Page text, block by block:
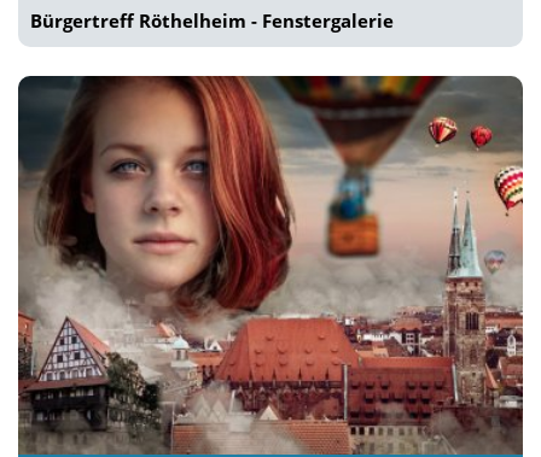
Bürgertreff Röthelheim - Fenstergalerie